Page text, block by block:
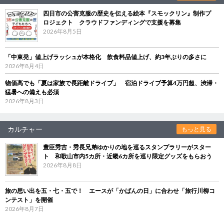
四日市の公害克服の歴史を伝える絵本『スモックリン』制作プ
ロジェクト クラウドファンディングで支援を募集
2026年8月5日
「中東発」値上げラッシュが本格化 飲食料品値上げ、約3年ぶりの多さに
2026年8月4日
物価高でも「夏は家族で長距離ドライブ」 宿泊ドライブ予算4万円超、渋滞・
猛暑への備えも必須
2026年8月3日
カルチャー もっと見る
豊臣秀吉・秀長兄弟ゆかりの地を巡るスタンプラリーがスター
ト 和歌山市内5カ所・近畿6カ所を巡り限定グッズをもらおう
2026年8月8日
旅の思い出を五・七・五で！ エースが「かばんの日」に合わせ「旅行川柳コ
ンテスト」を開催
2026年8月7日